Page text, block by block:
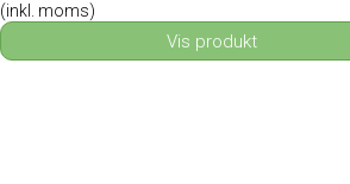
(inkl. moms)
Vis produkt